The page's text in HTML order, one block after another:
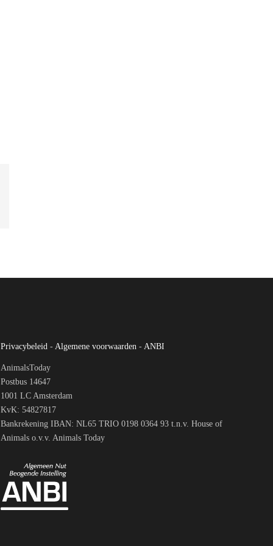
Privacybeleid - Algemene voorwaarden - ANBI
AnimalsToday
Postbus 14647
1001 LC Amsterdam
KvK: 54827817
Bankrekening IBAN: NL65 TRIO 0198 0364 93 t.n.v. House of
Animals o.v.v. Animals Today